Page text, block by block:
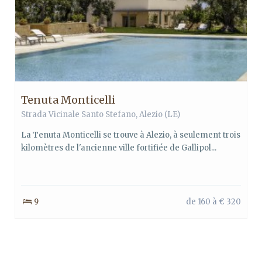
Tenuta Monticelli
Strada Vicinale Santo Stefano, Alezio (LE)
La Tenuta Monticelli se trouve à Alezio, à seulement trois
kilomètres de l'ancienne ville fortifiée de Gallipol...
9 de 160 à € 320